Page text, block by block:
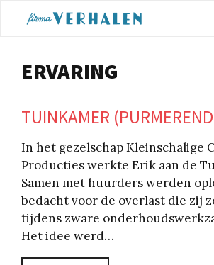
ERVARING
TUINKAMER
In het gezelschap Kleinschalige
Producties werkte Erik aan de
Samen met huurders werden
bedacht voor de overlast die zij
tijdens zware
Het idee werd…